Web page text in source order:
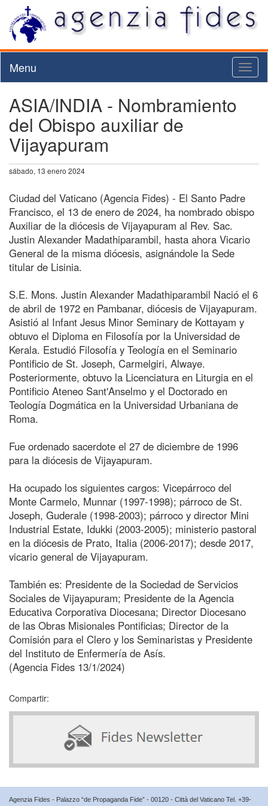
Menu
ASIA/INDIA - Nombramiento
del Obispo auxiliar de
Vijayapuram
sábado, 13 enero 2024
Ciudad del Vaticano (Agencia Fides) - El Santo Padre
Francisco, el 13 de enero de 2024, ha nombrado obispo
Auxiliar de la diócesis de Vijayapuram al Rev. Sac.
Justin Alexander Madathiparambil, hasta ahora Vicario
General de la misma diócesis, asignándole la Sede
titular de Lisinia.
S.E. Mons. Justin Alexander Madathiparambil Nació el 6
de abril de 1972 en Pambanar, diócesis de Vijayapuram.
Asistió al Infant Jesus Minor Seminary de Kottayam y
obtuvo el Diploma en Filosofía por la Universidad de
Kerala. Estudió Filosofía y Teología en el Seminario
Pontificio de St. Joseph, Carmelgiri, Alwaye.
Posteriormente, obtuvo la Licenciatura en Liturgia en el
Pontificio Ateneo Sant'Anselmo y el Doctorado en
Teología Dogmática en la Universidad Urbaniana de
Roma.
Fue ordenado sacerdote el 27 de diciembre de 1996
para la diócesis de Vijayapuram.
Ha ocupado los siguientes cargos: Vicepárroco del
Monte Carmelo, Munnar (1997-1998); párroco de St.
Joseph, Guderale (1998-2003); párroco y director Mini
Industrial Estate, Idukki (2003-2005); ministerio pastoral
en la diócesis de Prato, Italia (2006-2017); desde 2017,
vicario general de Vijayapuram.
También es: Presidente de la Sociedad de Servicios
Sociales de Vijayapuram; Presidente de la Agencia
Educativa Corporativa Diocesana; Director Diocesano
de las Obras Misionales Pontificias; Director de la
Comisión para el Clero y los Seminaristas y Presidente
del Instituto de Enfermería de Asís.
(Agencia Fides 13/1/2024)
Compartir:
Agenzia Fides - Palazzo “de Propaganda Fide” - 00120 - Città del Vaticano Tel. +39-